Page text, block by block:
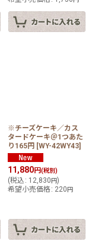
※チーズケーキ／カス
タードケーキ＠1つあた
り165円 [WY-42WY43]
11,880円(税別)
(税込 : 12,830円)
希望小売価格 : 220円